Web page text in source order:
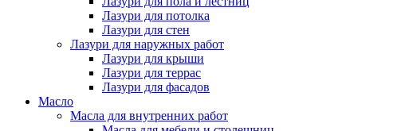
Лазури для потолка
Лазури для стен
Лазури для наружных работ
Лазури для крыши
Лазури для террас
Лазури для фасадов
Масло
Масла для внутренних работ